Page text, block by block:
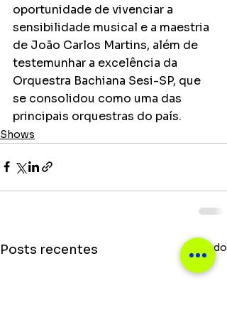
oportunidade de vivenciar a
sensibilidade musical e a maestria
de João Carlos Martins, além de
testemunhar a excelência da
Orquestra Bachiana Sesi-SP, que
se consolidou como uma das
principais orquestras do país.
Shows
Posts recentes Ver tudo